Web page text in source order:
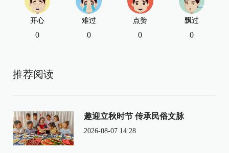
开心
0
难过
0
点赞
0
飘过
0
推荐阅读
趣迎立秋时节 传承民俗文脉
2026-08-07 14:28